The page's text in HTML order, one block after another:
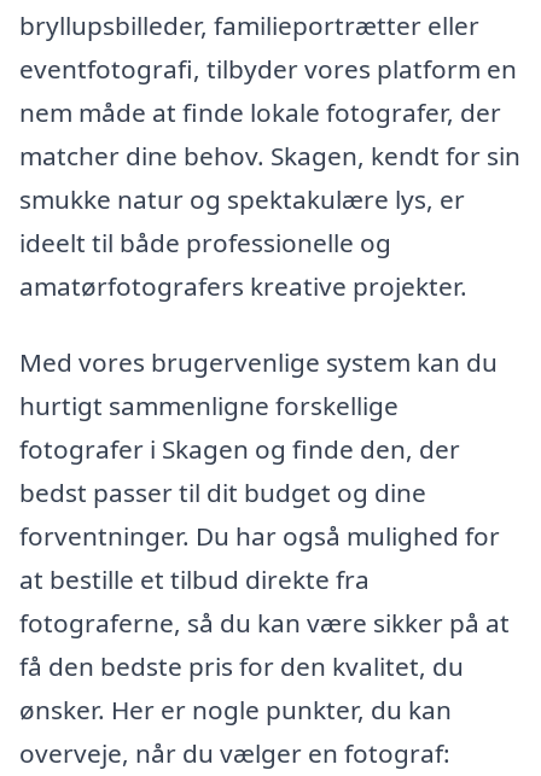
bryllupsbilleder, familieportrætter eller
eventfotografi, tilbyder vores platform en
nem måde at finde lokale fotografer, der
matcher dine behov. Skagen, kendt for sin
smukke natur og spektakulære lys, er
ideelt til både professionelle og
amatørfotografers kreative projekter.
Med vores brugervenlige system kan du
hurtigt sammenligne forskellige
fotografer i Skagen og finde den, der
bedst passer til dit budget og dine
forventninger. Du har også mulighed for
at bestille et tilbud direkte fra
fotograferne, så du kan være sikker på at
få den bedste pris for den kvalitet, du
ønsker. Her er nogle punkter, du kan
overveje, når du vælger en fotograf: